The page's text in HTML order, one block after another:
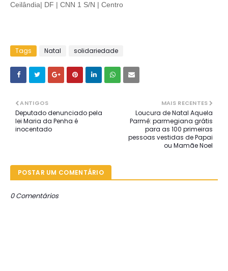
Ceilândia| DF | CNN 1 S/N | Centro
Tags Natal solidariedade
MAIS RECENTES
Loucura de Natal Aquela
Parmê: parmegiana grátis
para as 100 primeiras
pessoas vestidas de Papai
ou Mamãe Noel
ANTIGOS
Deputado denunciado pela
lei Maria da Penha é
inocentado
POSTAR UM COMENTÁRIO
0 Comentários